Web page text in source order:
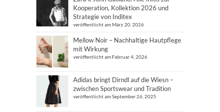
Kooperation, Kollektion 2026 und
Strategie von Inditex
veröffentlicht am März 20, 2026
Mellow Noir – Nachhaltige Hautpflege
mit Wirkung
veröffentlicht am Februar 4, 2026
Adidas bringt Dirndl auf die Wiesn –
zwischen Sportswear und Tradition
veröffentlicht am September 26, 2025